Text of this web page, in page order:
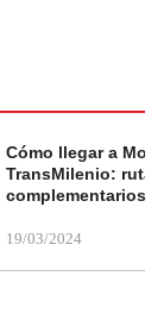
Cómo llegar a
TransMilenio:
complementarios
19/03/2024